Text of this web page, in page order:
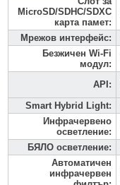
MicroSD/SDHC/SDXC
карта памет:
Мрежов интерфейс:
Безжичен Wi-Fi
модул:
API:
Smart Hybrid Light:
Инфрачервено
осветление:
БЯЛО осветление:
Автоматичен
инфрачервен